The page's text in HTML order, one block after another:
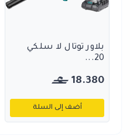
بلاور توتال لا سلكي
20...
18.380
أضف إلى السلة